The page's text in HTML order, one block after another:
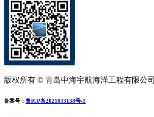
版权所有 © 青岛中海宇航海洋工程有限公司
备案号： 鲁ICP备2021033138号-1